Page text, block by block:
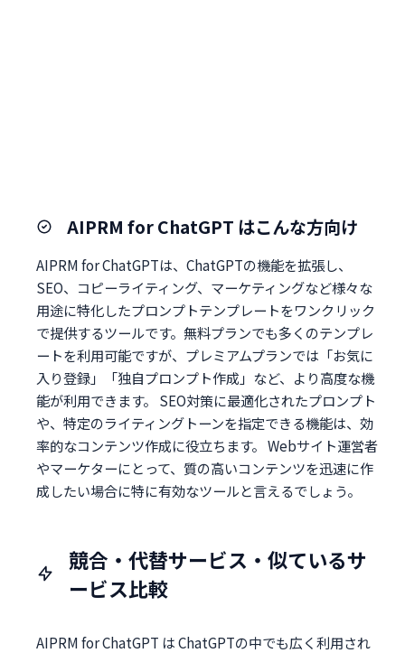
AIPRM for ChatGPT はこんな方向け
AIPRM for ChatGPTは、ChatGPTの機能を拡張し、
SEO、コピーライティング、マーケティングなど様々な
用途に特化したプロンプトテンプレートをワンクリック
で提供するツールです。無料プランでも多くのテンプレ
ートを利用可能ですが、プレミアムプランでは「お気に
入り登録」「独自プロンプト作成」など、より高度な機
能が利用できます。 SEO対策に最適化されたプロンプト
や、特定のライティングトーンを指定できる機能は、効
率的なコンテンツ作成に役立ちます。 Webサイト運営者
やマーケターにとって、質の高いコンテンツを迅速に作
成したい場合に特に有効なツールと言えるでしょう。
競合・代替サービス・似ているサ
ービス比較
AIPRM for ChatGPT は ChatGPTの中でも広く利用され